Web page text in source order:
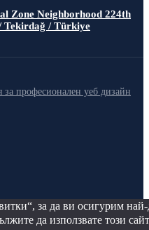
Zone Neighborhood 224th
Tekirdağ / Türkiye
професионален уеб дизайн
за да ви осигурим
да използвате този